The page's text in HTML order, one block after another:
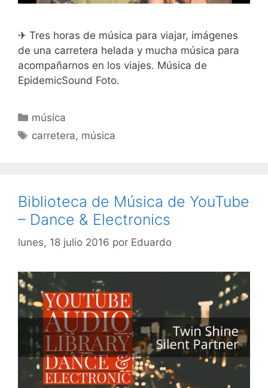
✈ Tres horas de música para viajar, imágenes
de una carretera helada y mucha música para
acompañarnos en los viajes. Música de
EpidemicSound Foto.
Categorías
música
Etiquetas
carretera, música
Biblioteca de Música de YouTube
– Dance & Electronics
lunes, 18 julio 2016 por Eduardo